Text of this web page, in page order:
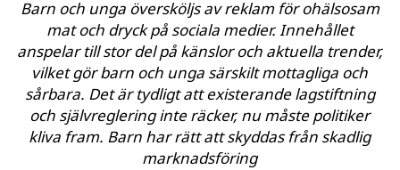
Barn och unga översköljs av reklam för ohälsosam
mat och dryck på sociala medier. Innehållet
anspelar till stor del på känslor och aktuella trender,
vilket gör barn och unga särskilt mottagliga och
sårbara. Det är tydligt att existerande lagstiftning
och självreglering inte räcker, nu måste politiker
kliva fram. Barn har rätt att skyddas från skadlig
marknadsföring